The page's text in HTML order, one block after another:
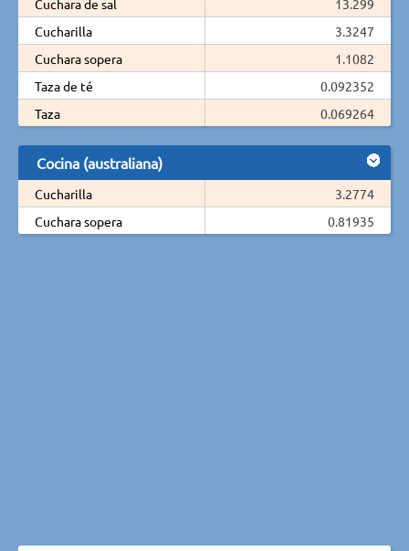
Cuchara de sal
13.299
Cucharilla
3.3247
Cuchara sopera
1.1082
Taza de té
0.092352
Taza
0.069264
Cocina (australiana)
Cucharilla
3.2774
Cuchara sopera
0.81935